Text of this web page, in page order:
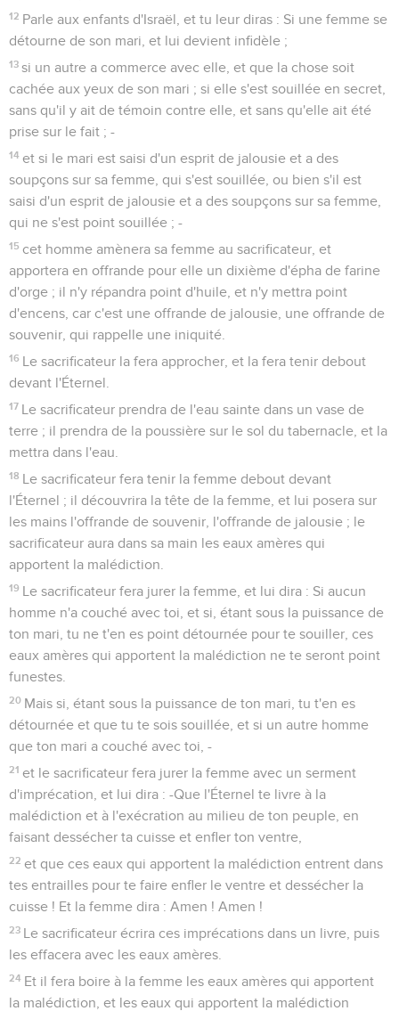
12 Parle aux enfants d'Israël, et tu leur diras : Si une femme se
détourne de son mari, et lui devient infidèle ;
13 si un autre a commerce avec elle, et que la chose soit
cachée aux yeux de son mari ; si elle s'est souillée en secret,
sans qu'il y ait de témoin contre elle, et sans qu'elle ait été
prise sur le fait ; -
14 et si le mari est saisi d'un esprit de jalousie et a des
soupçons sur sa femme, qui s'est souillée, ou bien s'il est
saisi d'un esprit de jalousie et a des soupçons sur sa femme,
qui ne s'est point souillée ; -
15 cet homme amènera sa femme au sacrificateur, et
apportera en offrande pour elle un dixième d'épha de farine
d'orge ; il n'y répandra point d'huile, et n'y mettra point
d'encens, car c'est une offrande de jalousie, une offrande de
souvenir, qui rappelle une iniquité.
16 Le sacrificateur la fera approcher, et la fera tenir debout
devant l'Éternel.
17 Le sacrificateur prendra de l'eau sainte dans un vase de
terre ; il prendra de la poussière sur le sol du tabernacle, et la
mettra dans l'eau.
18 Le sacrificateur fera tenir la femme debout devant
l'Éternel ; il découvrira la tête de la femme, et lui posera sur
les mains l'offrande de souvenir, l'offrande de jalousie ; le
sacrificateur aura dans sa main les eaux amères qui
apportent la malédiction.
19 Le sacrificateur fera jurer la femme, et lui dira : Si aucun
homme n'a couché avec toi, et si, étant sous la puissance de
ton mari, tu ne t'en es point détournée pour te souiller, ces
eaux amères qui apportent la malédiction ne te seront point
funestes.
20 Mais si, étant sous la puissance de ton mari, tu t'en es
détournée et que tu te sois souillée, et si un autre homme
que ton mari a couché avec toi, -
21 et le sacrificateur fera jurer la femme avec un serment
d'imprécation, et lui dira : -Que l'Éternel te livre à la
malédiction et à l'exécration au milieu de ton peuple, en
faisant dessécher ta cuisse et enfler ton ventre,
22 et que ces eaux qui apportent la malédiction entrent dans
tes entrailles pour te faire enfler le ventre et dessécher la
cuisse ! Et la femme dira : Amen ! Amen !
23 Le sacrificateur écrira ces imprécations dans un livre, puis
les effacera avec les eaux amères.
24 Et il fera boire à la femme les eaux amères qui apportent
la malédiction, et les eaux qui apportent la malédiction